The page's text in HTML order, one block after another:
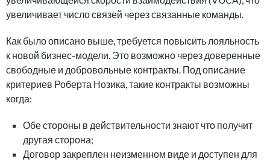
увеличивает число связей через связанные команды.
Как было описано выше, требуется повысить лояльность
к новой бизнес-модели. Это возможно через доверенные
свободные и добровольные контракты. Под описание
критериев Роберта Нозика, такие контракты возможны
когда:
Обе стороны в действительности знают что получит
другая сторона;
Договор закреплен неизменном виде и доступен для